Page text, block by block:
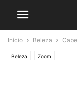
Início Beleza
Beleza Zoom